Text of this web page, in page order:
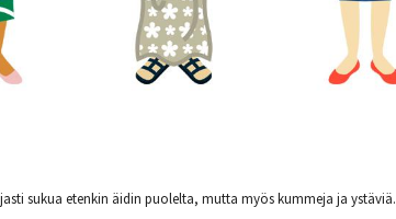
sukua etenkin äidin puolelta, mutta myös kummeja ja ystäviä.